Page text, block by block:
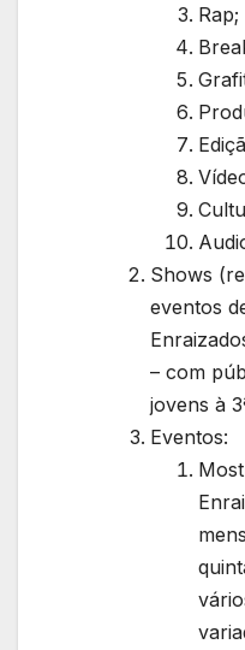
Rap;
Shows
eventos
– com
jovens à
Eventos: